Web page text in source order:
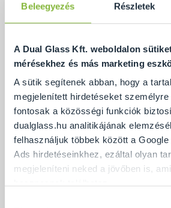
Beleegyezés Részletek
A Dual Glass Kft. weboldalon
mérésekhez és más marketing
A sütik segítenek abban, hogy a
megjelenített hirdetéseket
fontosak a közösségi funkciók
dualglass.hu analitikájának
felhasználjuk többek között a
Ads hirdetéseinkhez, ezáltal olyan
megjeleníteni neked a jövőben is,
Az A6-os típusú, belapozható
zuhanykabin az egyedileg
a legkisebb helyigényű
teljesen a falra csukható,
A speciálisan kialakított “nem